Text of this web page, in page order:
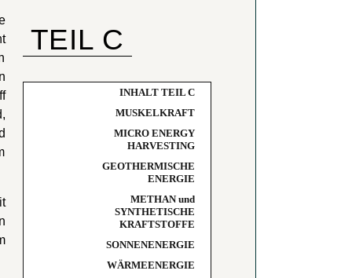
TEIL C
INHALT TEIL C
MUSKELKRAFT
MICRO ENERGY
HARVESTING
GEOTHERMISCHE
ENERGIE
METHAN und
SYNTHETISCHE
KRAFTSTOFFE
SONNENENERGIE
WÄRMEENERGIE